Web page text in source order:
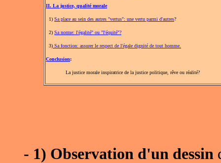
II. La justice, qualité morale
1) Sa place au sein des autres "vertus": une vertu parmi d'autres?
2) Sa norme: l'égalité" ou "l'équité"?
3) Sa fonction: assurer le respect de l'égale dignité de tout homme.
Conclusion:
La justice morale inspiratrice de la justice politique, rêve ou réalité?
- 1) Observation d'un dessin